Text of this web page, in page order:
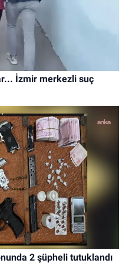
İzmir merkezli suç
2 şüpheli tutuklandı